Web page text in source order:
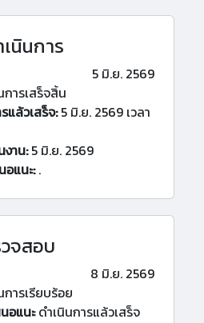
นินการ
5 มิ.ย. 2569
ารเสร็จสิ้น
แล้วเสร็จ:5 มิ.ย. 2569 เวลา
งาน:5 มิ.ย. 2569
อแนะ:.
จสอบ
8 มิ.ย. 2569
ารเรียบร้อย
อแนะดำเนินการแล้วเสร็จ